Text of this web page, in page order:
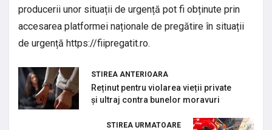
producerii unor situații de urgență pot fi obținute prin
accesarea platformei naționale de pregătire în situații
de urgență https://fiipregatit.ro.
STIREA ANTERIOARA
Reținut pentru violarea vieții private
și ultraj contra bunelor moravuri
STIREA URMATOARE